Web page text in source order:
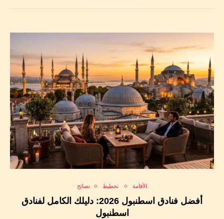
الأقامة تخطيط نصائح
أفضل فنادق اسطنبول 2026: دليلك الكامل لفنادق
اسطنبول